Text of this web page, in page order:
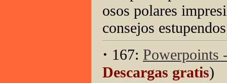
osos polares
consejos
· 167: Powerpoints
Descargas gratis)